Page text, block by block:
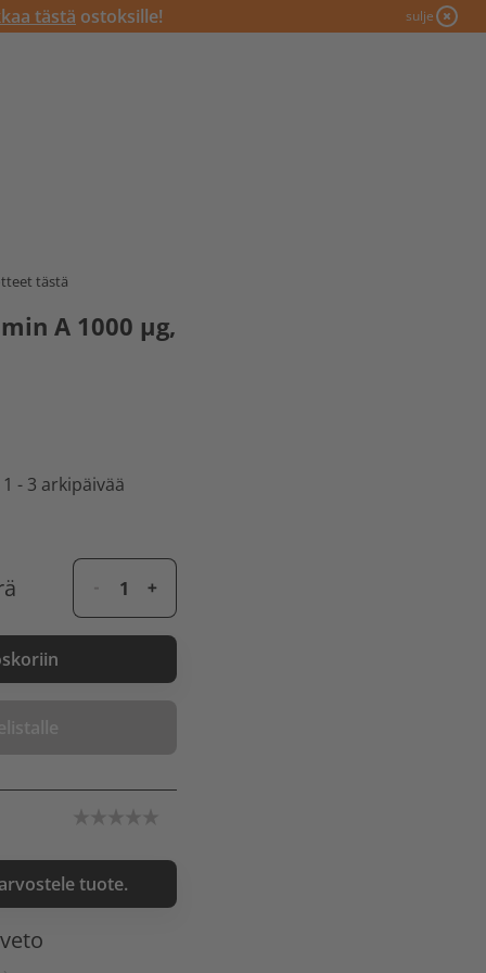
tästä ostoksille! sulje
tästä
A 1000 µg,
- 3 arkipäivää
tuote.